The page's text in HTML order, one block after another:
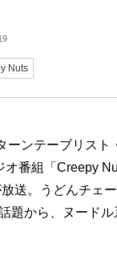
Nuts
ンテーブリスト
番組「Creepy
送。うどんチェ
題から、ヌード